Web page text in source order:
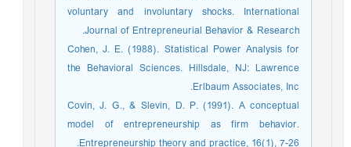
voluntary and involuntary shocks. International
Journal of Entrepreneurial Behavior & Research.
Cohen, J. E. (1988). Statistical Power Analysis for
the Behavioral Sciences. Hillsdale, NJ: Lawrence
Erlbaum Associates, Inc.
Covin, J. G., & Slevin, D. P. (1991). A conceptual
model of entrepreneurship as firm behavior.